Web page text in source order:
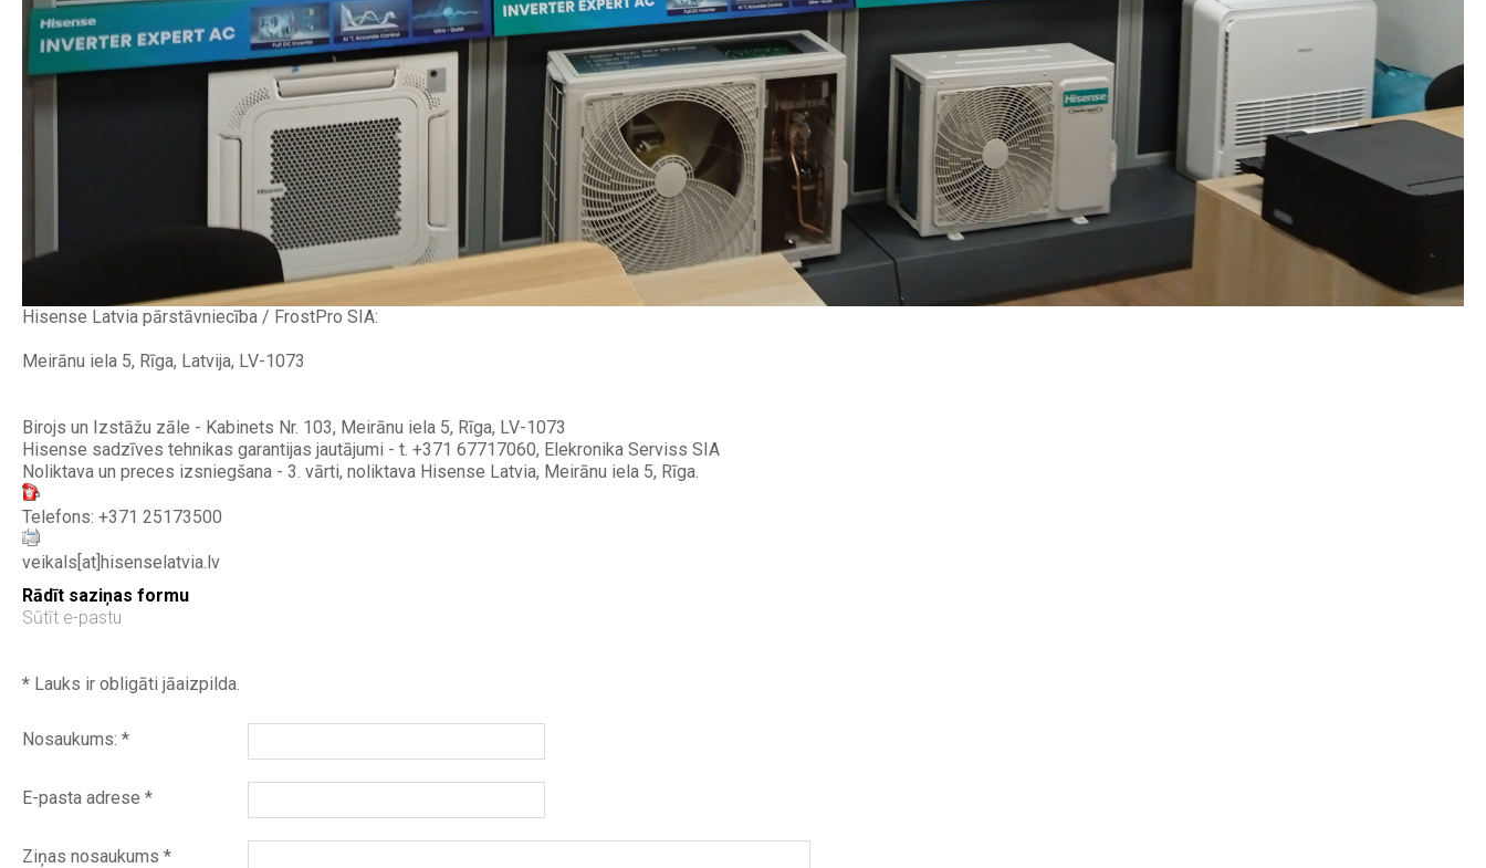
Hisense Latvia pārstāvniecība / FrostPro SIA:
Meirānu iela 5, Rīga, Latvija, LV-1073
Birojs un Izstāžu zāle - Kabinets Nr. 103, Meirānu iela 5, Rīga, LV-1073
Hisense sadzīves tehnikas garantijas jautājumi - t. +371 67717060, Elekronika Serviss SIA
Noliktava un preces izsniegšana - 3. vārti, noliktava Hisense Latvia, Meirānu iela 5, Rīga.
Telefons: +371 25173500
veikals[at]hisenselatvia.lv
Rādīt saziņas formu
Sūtīt e-pastu
* Lauks ir obligāti jāaizpilda.
Nosaukums: *
E-pasta adrese *
Ziņas nosaukums *